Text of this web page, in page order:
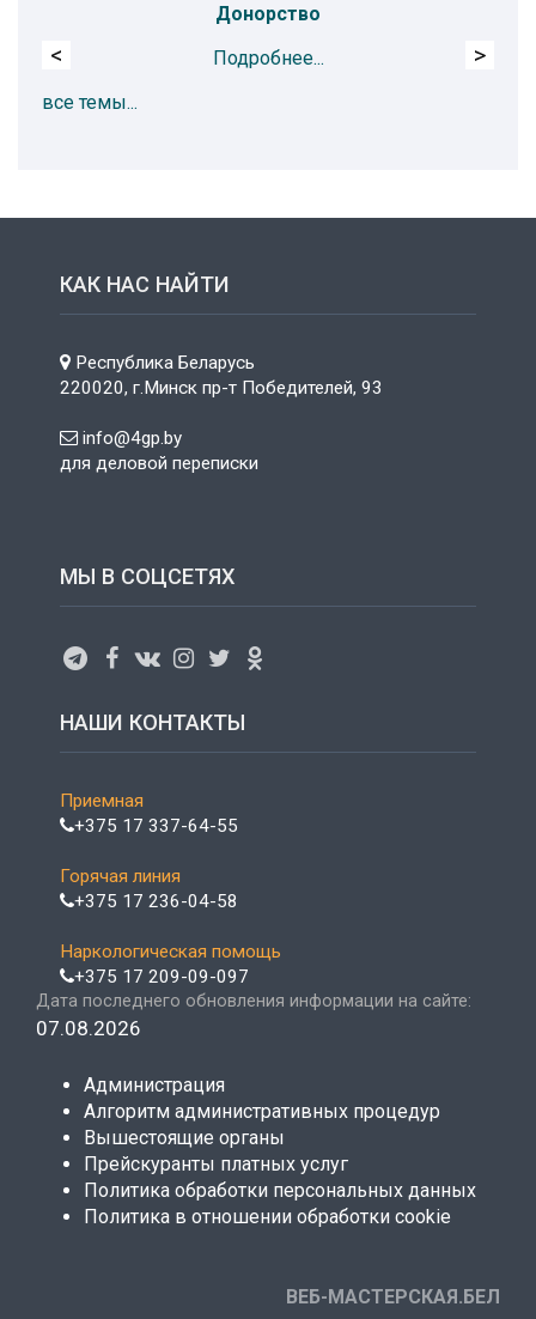
Донорство
Подробнее...
< >
все темы...
КАК НАС НАЙТИ
Республика Беларусь
220020, г.Минск пр-т Победителей, 93
info@4gp.by
для деловой переписки
МЫ В СОЦСЕТЯХ
НАШИ КОНТАКТЫ
Приемная
+375 17 337-64-55
Горячая линия
+375 17 236-04-58
Наркологическая помощь
+375 17 209-09-097
Дата последнего обновления информации на сайте:
07.08.2026
Администрация
Алгоритм административных процедур
Вышестоящие органы
Прейскуранты платных услуг
Политика обработки персональных данных
Политика в отношении обработки cookie
ВЕБ-МАСТЕРСКАЯ.БЕЛ